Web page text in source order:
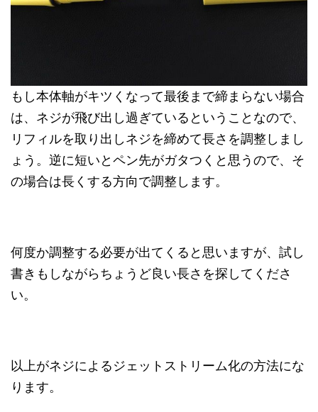
もし本体軸がキツくなって最後まで締まらない場合
は、ネジが飛び出し過ぎているということなので、
リフィルを取り出しネジを締めて長さを調整しまし
ょう。逆に短いとペン先がガタつくと思うので、そ
の場合は長くする方向で調整します。
何度か調整する必要が出てくると思いますが、試し
書きもしながらちょうど良い長さを探してくださ
い。
以上がネジによるジェットストリーム化の方法にな
ります。